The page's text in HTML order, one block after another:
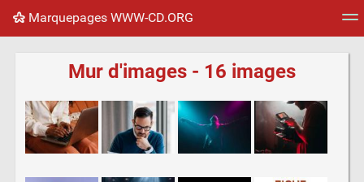
Marquepages WWW-CD.ORG
Flux
Mur d'images - 16 images